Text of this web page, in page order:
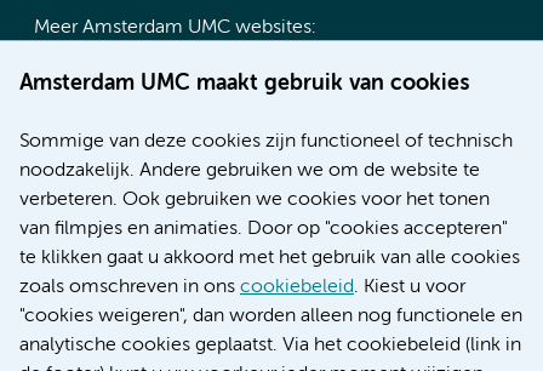
Amsterdam UMC maakt gebruik van cookies
Sommige van deze cookies zijn functioneel of technisch
noodzakelijk. Andere gebruiken we om de website te
verbeteren. Ook gebruiken we cookies voor het tonen
van filmpjes en animaties. Door op "cookies accepteren"
te klikken gaat u akkoord met het gebruik van alle cookies
zoals omschreven in ons cookiebeleid. Kiest u voor
"cookies weigeren", dan worden alleen nog functionele en
analytische cookies geplaatst. Via het cookiebeleid (link in
Meer Amsterdam UMC websites:
Werken bij Amsterdam UMC
Nieuws
Research
Educatie locatie AMC
Educatie locatie VUmc
Verwijzen & diagnostiek